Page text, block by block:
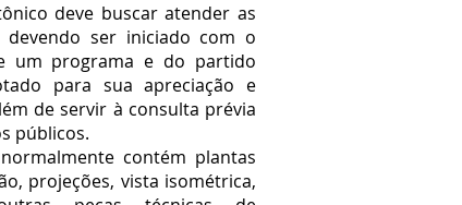
deve buscar atender as
devendo ser iniciado com o
um programa e do partido
para sua apreciação e
de servir à consulta prévia
públicos.
contém plantas
projeções, vista isométrica,